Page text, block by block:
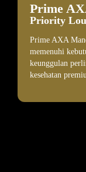
Prime
Priority
Prime AXA
memenuhi
keunggulan
kesehatan